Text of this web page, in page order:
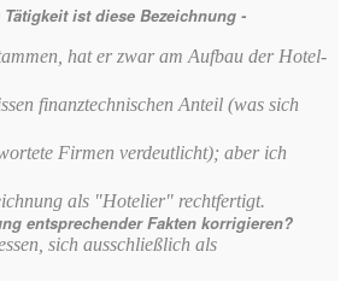
ist diese Bezeichnung -
hat er zwar am Aufbau der Hotel-
finanztechnischen Anteil (was sich
Firmen verdeutlicht); aber ich
als "Hotelier" rechtfertigt.
entsprechender Fakten korrigieren?
sich ausschließlich als